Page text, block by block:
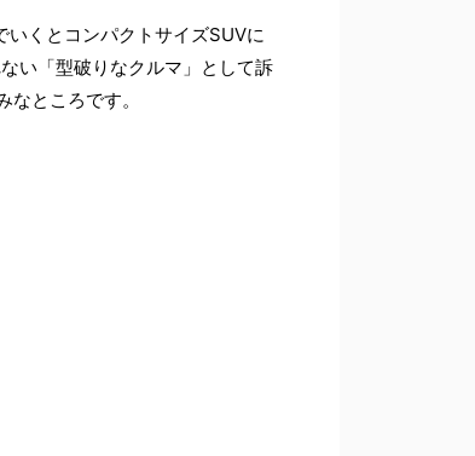
くとコンパクトサイズSUVに
い「型破りなクルマ」として訴
ところです。